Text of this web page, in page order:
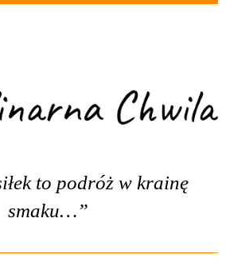
to podróż w krainę
smaku…”